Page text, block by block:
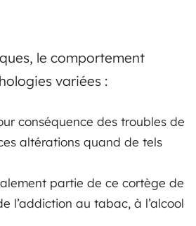
le comportement
variées :
conséquence des troubles de
altérations quand de tels
partie de ce cortège de
l’addiction au tabac, à l’alcool